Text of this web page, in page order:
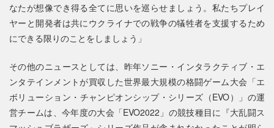
なたが想像でき得る全てに思いを巡らせましょう。私たちプレイ
ヤーと開発者は共にウクライナでの戦争の犠牲者を支援するため
にできる限りのことをしましょう」
その他のニュースとしては、昨年ソニー・インタラクティブ・エ
ンタテインメントが買収した世界最大規模の格闘ゲーム大会「エ
ボリューション・チャンピオンシップ・シリーズ（EVO）」の運
営チームは、今年度の大会「EVO2022」の競技種目に『大乱闘ス